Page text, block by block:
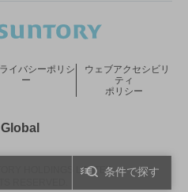
条件で探す
HOLDINGS LIMITED.
イバシーポリシ
ー
ウェブアクセシビリ
ティ
ポリシー
Global新しいウィンドウで開く